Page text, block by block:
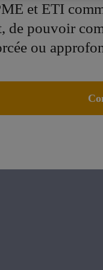
et ETI
de pouvoir
ou